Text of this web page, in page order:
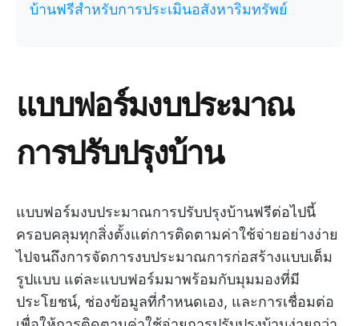
บ้านฟรีสำหรับการประเมินอสังหาริมทรัพย์
แบบฟอร์มงบประมาณ
การปรับปรุงบ้าน
แบบฟอร์มงบประมาณการปรับปรุงบ้านฟรีต่อไปนี้
ครอบคลุมทุกสิ่งตั้งแต่การติดตามค่าใช้จ่ายอย่างง่าย
ไปจนถึงการจัดการงบประมาณการก่อสร้างแบบเต็ม
รูปแบบ แต่ละแบบฟอร์มมาพร้อมกับมุมมองที่มี
ประโยชน์, ช่องข้อมูลที่กำหนดเอง, และการเชื่อมต่อ